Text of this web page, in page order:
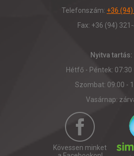
Telefonszám: +36
Fax: +36 (94)
Nyitva tartás:
Hétfő - Péntek: 07:30
Szombat: 09:00 -
Vasárnap:
Kövessen minket